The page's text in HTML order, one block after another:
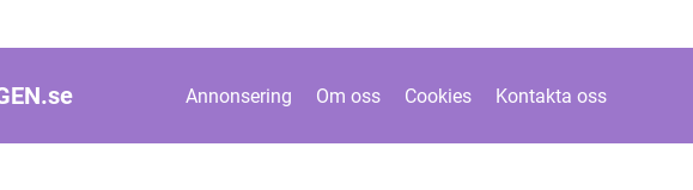
se Annonsering Om oss Cookies Kontakta oss